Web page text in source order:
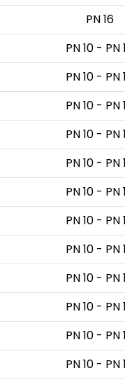
PN 16
PN 10 - PN
PN 10 - PN
PN 10 - PN
PN 10 - PN
PN 10 - PN
PN 10 - PN
PN 10 - PN
PN 10 - PN
PN 10 - PN
PN 10 - PN
PN 10 - PN
PN 10 - PN